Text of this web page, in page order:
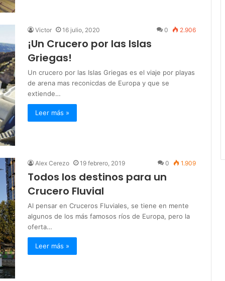
Victor 16 julio, 2020 0 2.906
¡Un Crucero por las Islas
Griegas!
Un crucero por las Islas Griegas es el viaje por playas
de arena mas reconicdas de Europa y que se
extiende…
Leer más »
Alex Cerezo 19 febrero, 2019 0 1.909
Todos los destinos para un
Crucero Fluvial
Al pensar en Cruceros Fluviales, se tiene en mente
algunos de los más famosos ríos de Europa, pero la
oferta…
Leer más »